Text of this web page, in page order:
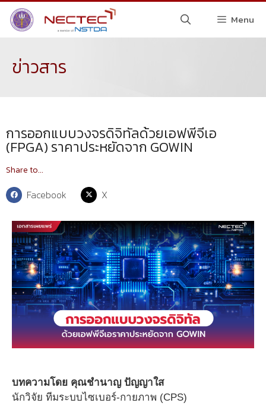
Menu
ข่าวสาร
การออกแบบวงจรดิจิทัลด้วยเอฟพีจีเอ
(FPGA) ราคาประหยัดจาก GOWIN
Share to...
Facebook X
บทความโดย คุณชำนาญ ปัญญาใส
นักวิจัย ทีมระบบไซเบอร์-กายภาพ (CPS)